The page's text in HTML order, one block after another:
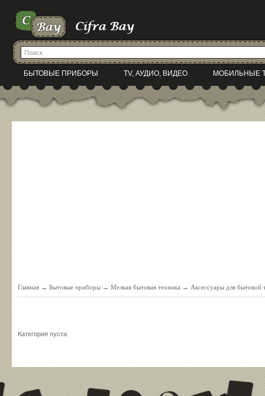
БЫТОВЫЕ ПРИБОРЫ TV, АУДИО, ВИДЕО МОБИЛЬНЫЕ
Главная → Бытовые приборы → Мелкая бытовая техника → Аксессуары для бытовой
Категория пуста